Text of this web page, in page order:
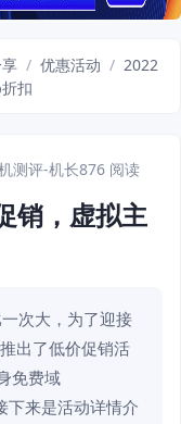
/ 优惠活动 / 2022
扣
测评-机长876 阅读
销，虚拟主
次大，为了迎接
出了低价促销活
免费域
来是活动详情介